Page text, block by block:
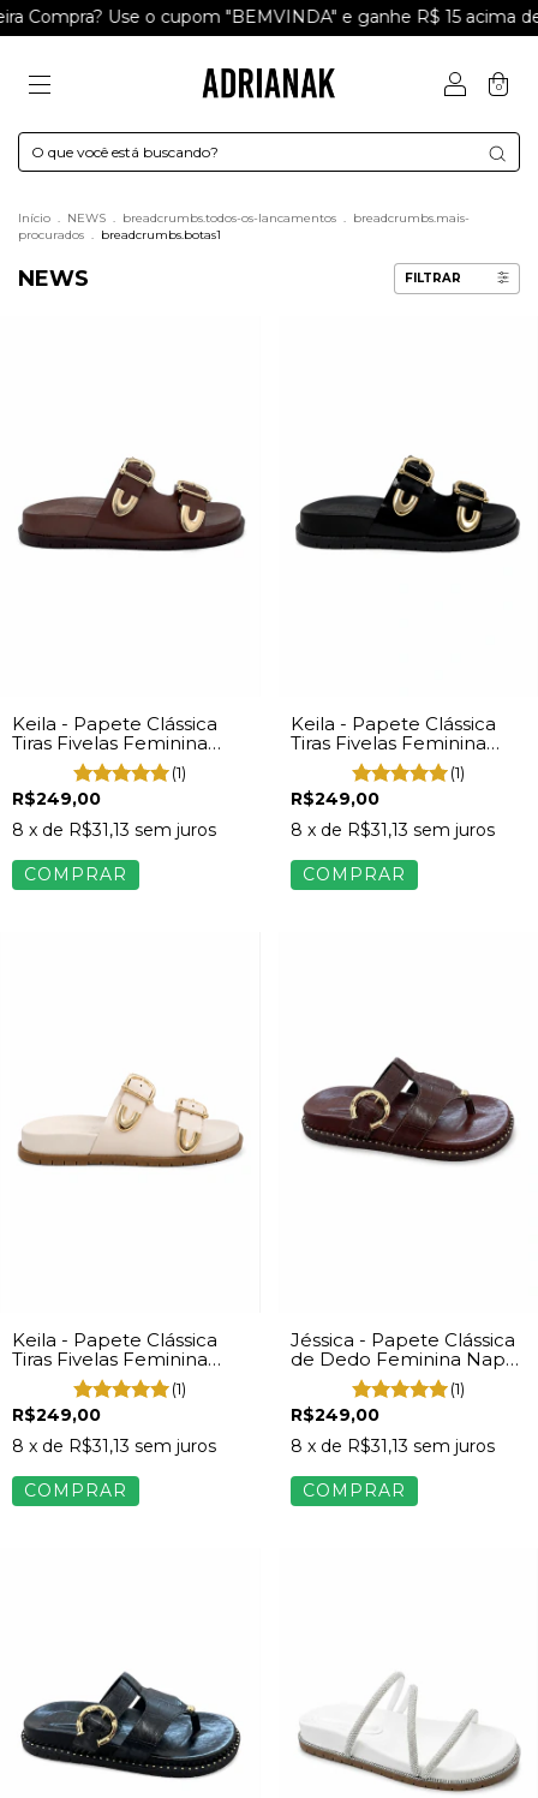
Use o cupom "BEMVINDA" e ganhe R$ 15 acima de
0
Início . NEWS . breadcrumbs.todos-os-lancamentos . breadcrumbs.mais-
procurados . breadcrumbs.botas1
NEWS FILTRAR
Keila - Papete Clássica
Tiras Fivelas Feminina
Napa Marrom
(1)
R$249,00
8 x de R$31,13 sem juros
COMPRAR
Keila - Papete Clássica
Tiras Fivelas Feminina
Napa Preto
(1)
R$249,00
8 x de R$31,13 sem juros
COMPRAR
Keila - Papete Clássica
Tiras Fivelas Feminina
Napa Off White
(1)
R$249,00
8 x de R$31,13 sem juros
COMPRAR
Jéssica - Papete Clássica
de Dedo Feminina Napa
Marrom
(1)
R$249,00
8 x de R$31,13 sem juros
COMPRAR